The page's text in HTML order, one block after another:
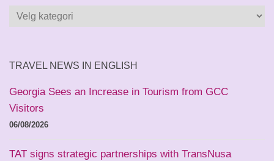
Kategorier
TRAVEL NEWS IN ENGLISH
Georgia Sees an Increase in Tourism from GCC
Visitors
06/08/2026
TAT signs strategic partnerships with TransNusa